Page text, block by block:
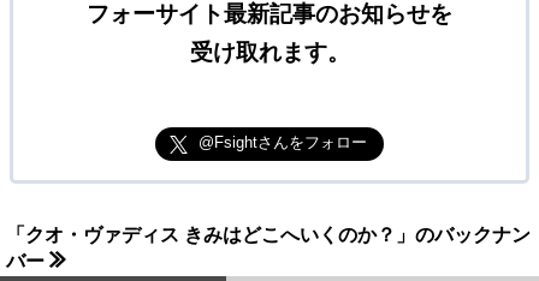
フォーサイト最新記事のお知らせを
受け取れます。
@Fsightさんをフォロー
「クオ・ヴァディス きみはどこへいくのか？」のバックナン
バー